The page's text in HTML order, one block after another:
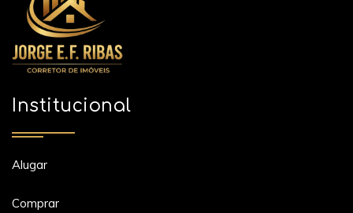
Institucional
Alugar
Comprar